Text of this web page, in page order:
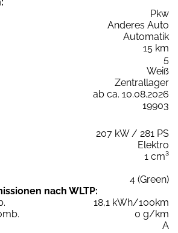
Pkw
Anderes Auto
Automatik
15 km
5
Weiß
Zentrallager
ab ca. 10.08.2026
19903
207 kW / 281 PS
Elektro
1 cm³
4 (Green)
nach WLTP:
18,1 kWh/100km
0 g/km
A